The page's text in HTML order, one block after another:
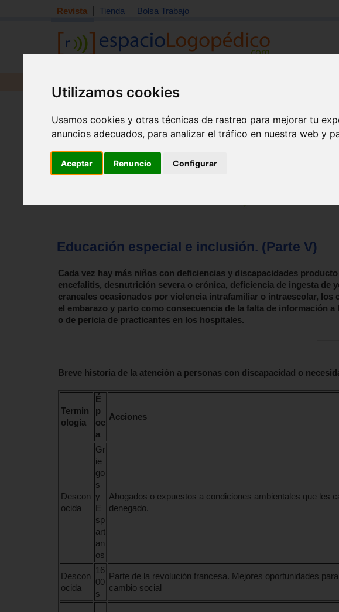
Utilizamos cookies
Usamos cookies y otras técnicas de rastreo para mejorar tu
anuncios adecuados, para analizar el tráfico en nuestra web y
Aceptar Renuncio Configurar
Revista Tienda Bolsa Trabajo
Tema quincena |Detección|Orientación
Inicio> Revista
Educación especial e inclusión. (Parte V)
Cada vez hay más niños con deficiencias y discapacidades
encefalitis, desnutrición severa o crónica, deficiencia de ingesta de
craneales ocasionados por violencia intrafamiliar o intraescolar,
el embarazo y parto como consecuencia de la falta de información
o de pericia de practicantes en los hospitales.
Breve historia de la atención a personas con discapacidad o
Termin
ología
É
p
oc
a
Acciones
Descon
ocida
Gr
ie
go
s
y
E
sp
art
an
os
Ahogados o expuestos a condiciones ambientales que les
denegado.
Descon
ocida
16
00
s
Parte de la revolución francesa. Mejores oportunidades
cambio social